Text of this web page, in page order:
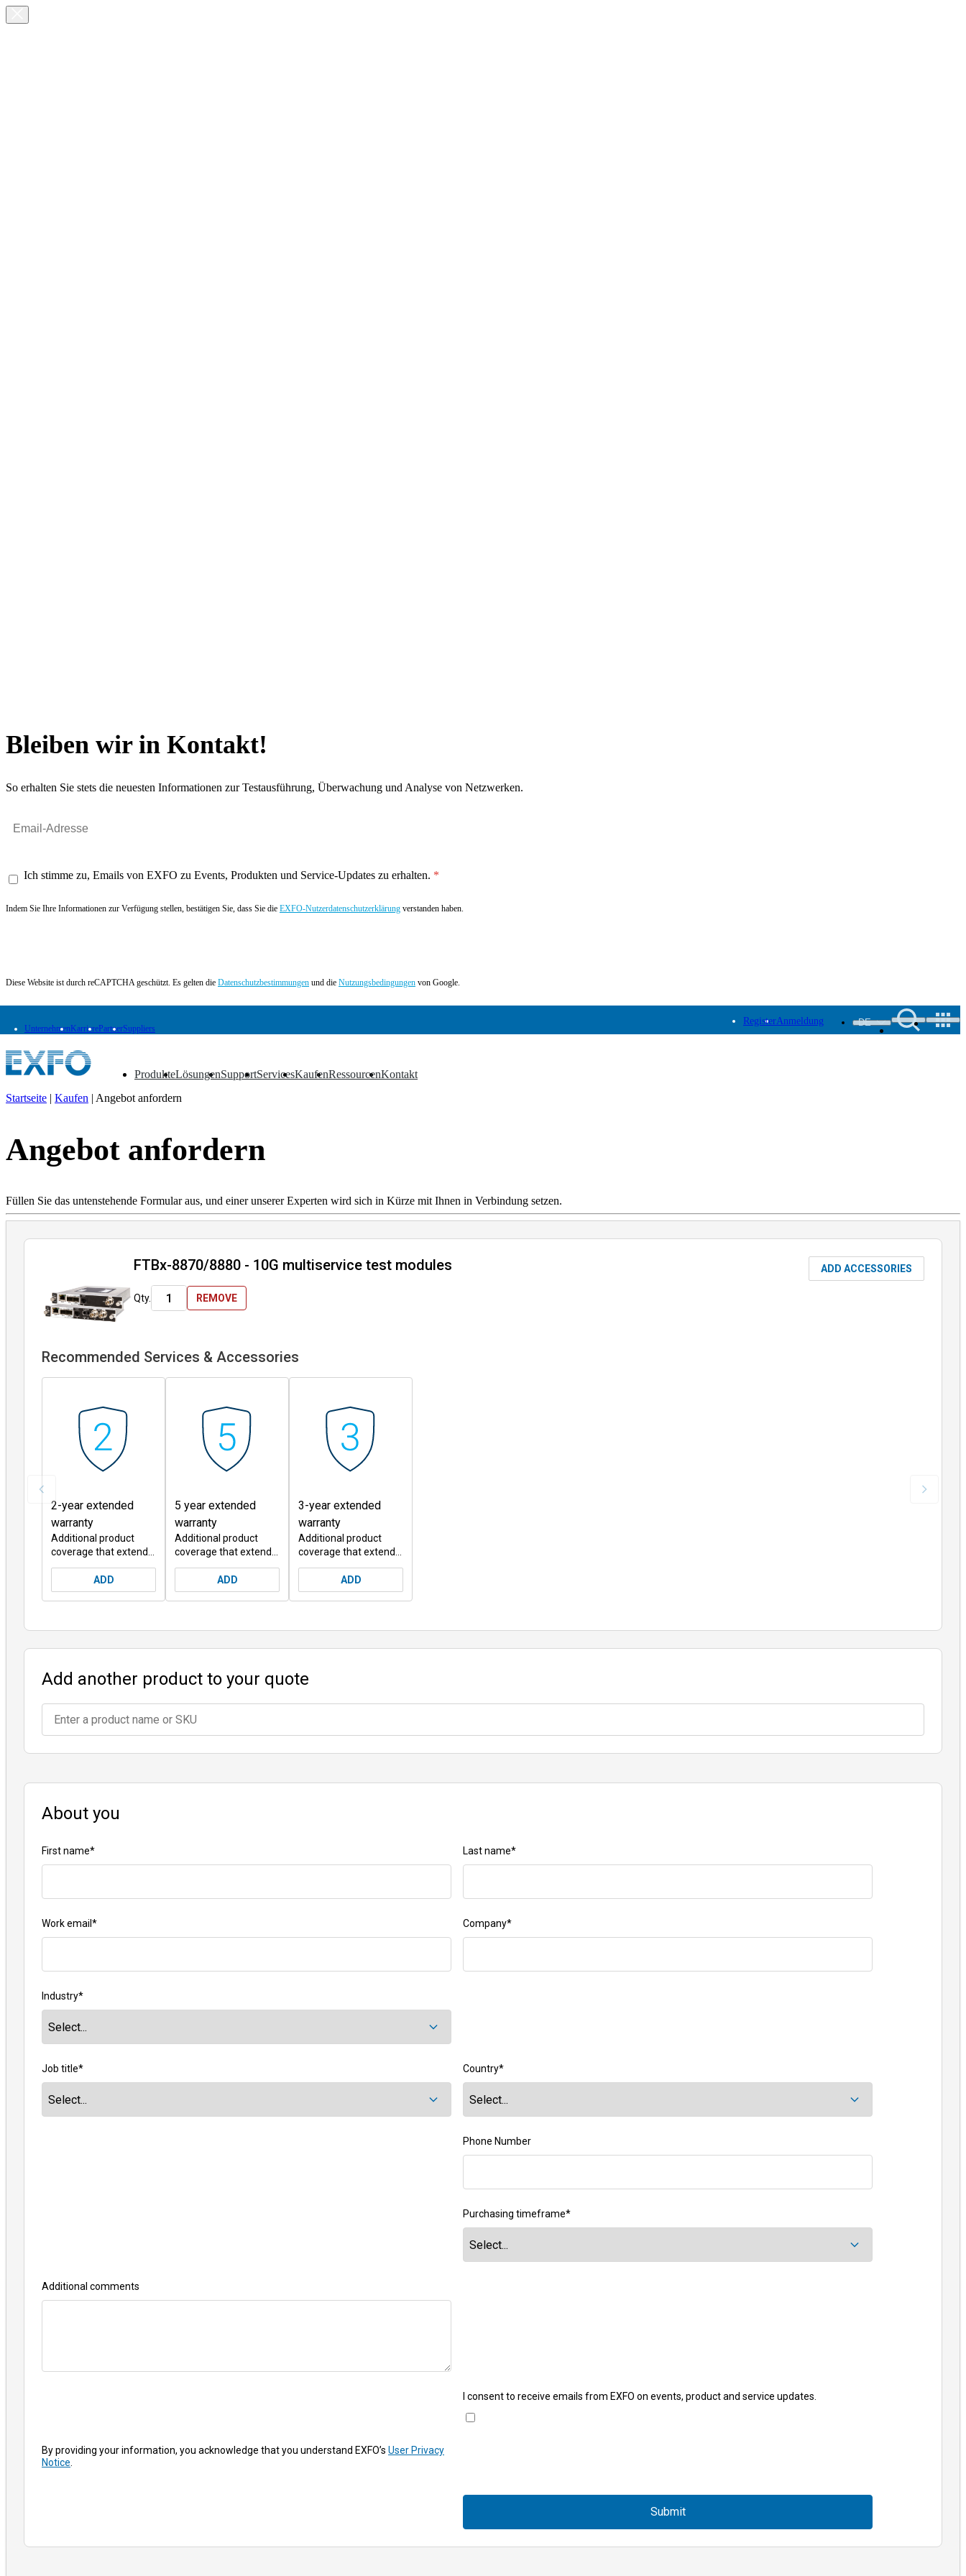
Bleiben wir in Kontakt!
So erhalten Sie stets die neuesten Informationen zur Testausführung, Überwachung und Analyse von Netzwerken.
Ich stimme zu, Emails von EXFO zu Events, Produkten und Service-Updates zu erhalten.
Indem Sie Ihre Informationen zur Verfügung stellen, bestätigen Sie, dass Sie die EXFO-Nutzerdatenschutzerklärung verstanden haben.
Diese Website ist durch reCAPTCHA geschützt. Es gelten die Datenschutzbestimmungen und die Nutzungsbedingungen von Google.
UnternehmenKarrierePartnerSuppliers
RegisterAnmeldung DE
Produkte
▼ Lösungen
▼ Support
▼ Services
▼ Kaufen
▼ Ressourcen
▼ Kontakt
▼
Produkte
Lösungen
Kaufen
Ressourcen
Kontakt
Unternehmen
Karriere
Suppliers
Startseite | Kaufen | Angebot anfordern
Angebot anfordern
Füllen Sie das untenstehende Formular aus, und einer unserer Experten wird sich in Kürze mit Ihnen in Verbindung setzen.
FTBx-8870/8880 - 10G multiservice test modules
Qty. REMOVE
ADD ACCESSORIES
Recommended Services & Accessories
2-year extended
warranty
Additional product
coverage that extends
the operational
lifespan of your
product while
costs.
ADD
5 year extended
warranty
Additional product
coverage that extends
the operational
lifespan of your
product while
costs.
ADD
3-year extended
warranty
Additional product
coverage that extends
the operational
lifespan of your
product while
costs.
ADD
Add another product to your quote
About you
*
First name *
Last name
*
Work email *
Company
*
Industry
*
Job title *
Country
Phone Number
*
Purchasing timeframe
Additional comments
I consent to receive emails from EXFO on events, product and service updates.
By providing your information, you acknowledge that you understand EXFO’s User Privacy
Notice.
Submit